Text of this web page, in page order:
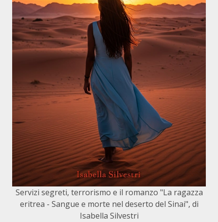
Servizi segreti, terrorismo e il romanzo "La ragazza
eritrea - Sangue e morte nel deserto del Sinai", di
Isabella Silvestri